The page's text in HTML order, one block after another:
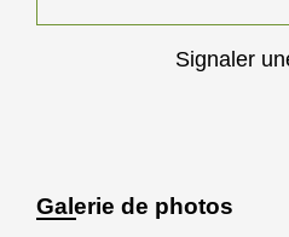
Signaler
Galerie de photos